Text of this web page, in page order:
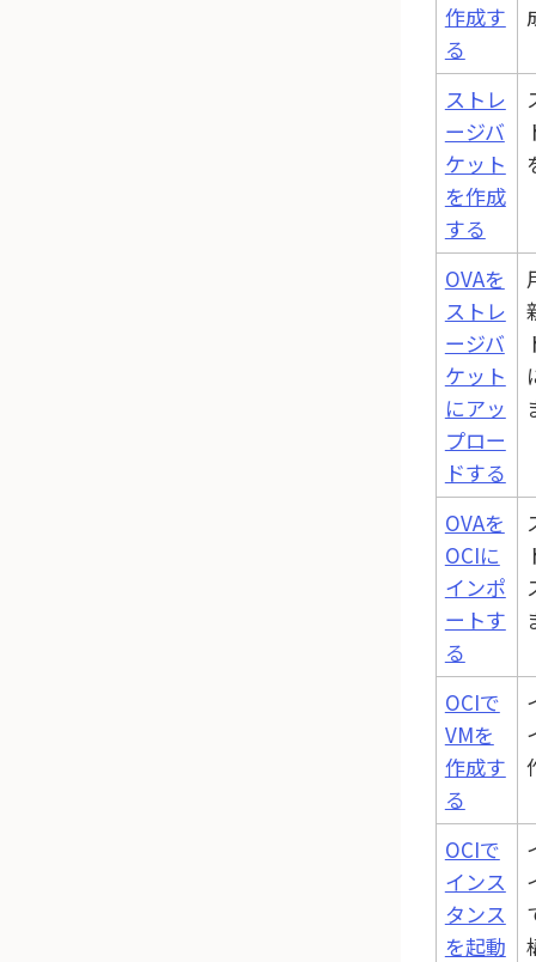
作成す
る
ストレ
ージバ
ケット
を作成
する
OVAを
ストレ
ージバ
ケット
にアッ
プロー
ドする
OVAを
OCIに
インポ
ートす
る
OCIで
VMを
作成す
る
OCIで
インス
タンス
を起動